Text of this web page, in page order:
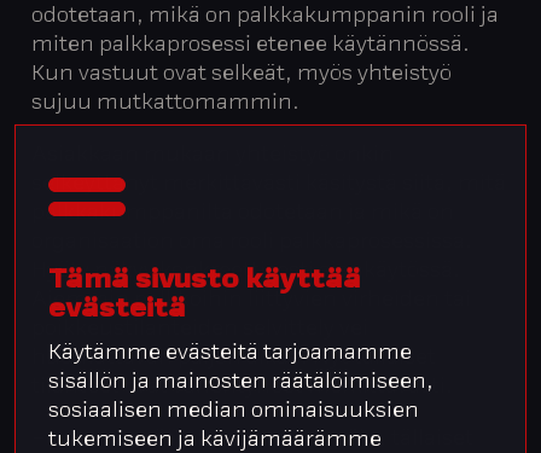
Tämä sivusto käyttää
evästeitä
Käytämme evästeitä tarjoamamme
sisällön ja mainosten räätälöimiseen,
sosiaalisen median ominaisuuksien
tukemiseen ja kävijämäärämme
odotetaan, mikä on palkkakumppanin rooli ja
miten palkkaprosessi etenee käytännössä.
Kun vastuut ovat selkeät, myös yhteistyö
sujuu mutkattomammin.
selkeyttänyt merkittävästi käsitystä siitä, mitä
palkkakumppanilta odotetaan ja mikä on
Hyöty näkyy konkreettisesti ajankäytössä.
Aiemmin palkkoihin liittyvien virheiden tai
huomattavan paljon aikaa. Nyt tällaiset
tilanteet ovat vähentyneet merkittävästi.
– Jos mennään ajassa taaksepäin, tällaiset